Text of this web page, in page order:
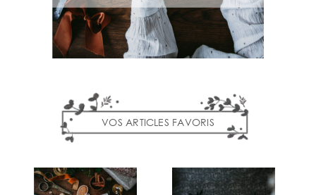
VOS ARTICLES FAVORIS